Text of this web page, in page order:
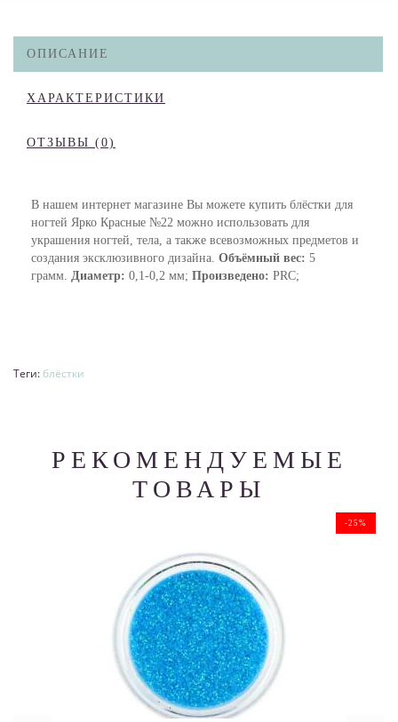
ОПИСАНИЕ
ХАРАКТЕРИСТИКИ
ОТЗЫВЫ (0)
В нашем интернет магазине Вы можете купить блёстки для
ногтей Ярко Красные №22 можно использовать для
украшения ногтей, тела, а также всевозможных предметов и
создания эксклюзивного дизайна. Объёмный вес: 5
грамм. Диаметр: 0,1-0,2 мм; Произведено: PRC;
Теги: блёстки
РЕКОМЕНДУЕМЫЕ
ТОВАРЫ
-25%